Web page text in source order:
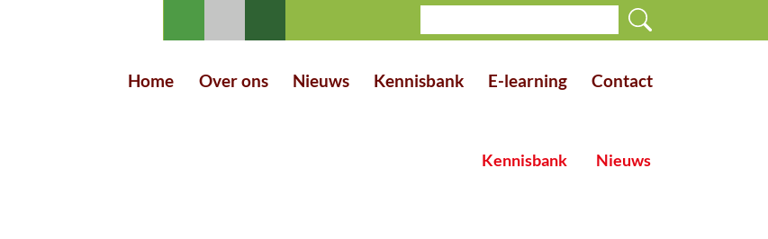
Home Over ons Nieuws Kennisbank E-learning Contact
Kennisbank Nieuws